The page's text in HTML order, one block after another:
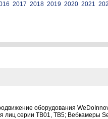
2017 2018 2019 2020 2021
оборудования
серии TB01, ТВ5; Вебкамеры